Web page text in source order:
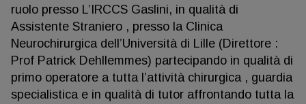
ruolo presso L’IRCCS Gaslini, in qualità di
Assistente Straniero , presso la Clinica
Neurochirurgica dell’Università di Lille (Direttore :
Prof Patrick Dehllemmes) partecipando in qualità di
primo operatore a tutta l’attività chirurgica , guardia
specialistica e in qualità di tutor affrontando tutta la